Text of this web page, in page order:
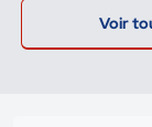
Voir